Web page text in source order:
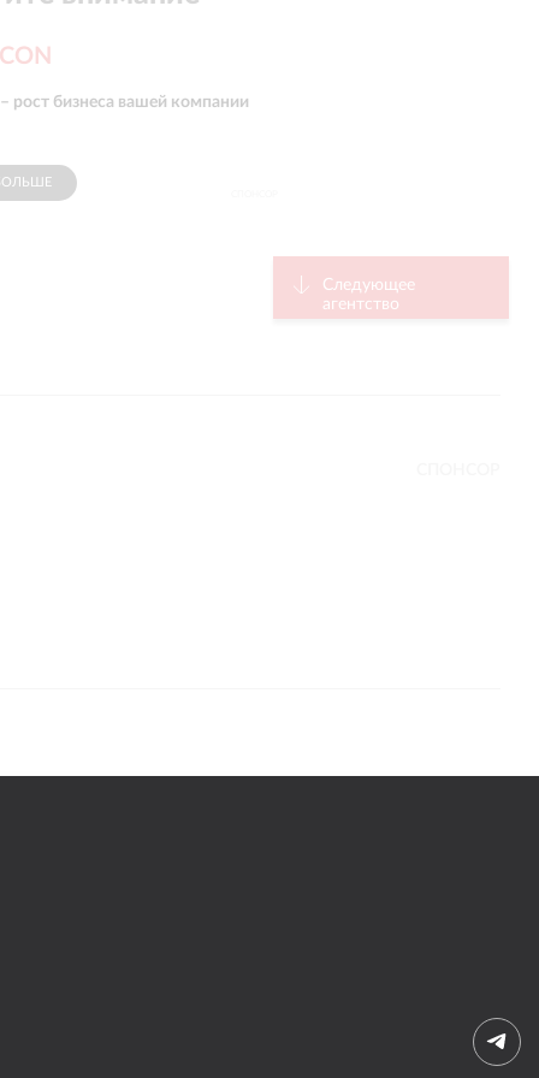
рост бизнеса вашей компании
Следующее
агентство